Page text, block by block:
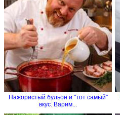
Нажористый бульон и "тот самый"
вкус. Варим...